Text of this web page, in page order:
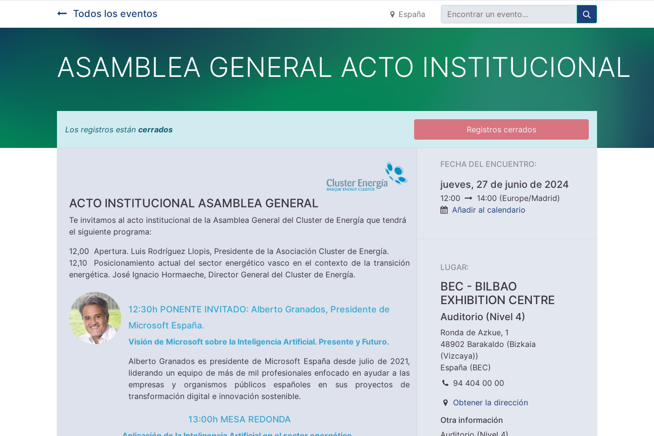
Todos los eventos España
ASAMBLEA GENERAL ACTO INSTITUCIONAL
Los registros están cerrados Registros cerrados
ACTO INSTITUCIONAL ASAMBLEA GENERAL
​​Te invitamos al acto institucional de la Asamblea General del Cluster de Energía que tendrá
el siguiente programa:
12,00 Apertura. Luis Rodríguez Llopis, Presidente de la Asociación Cluster de Energía.
12,10 Posicionamiento actual del sector energético vasco en el contexto de la transición
energética. José Ignacio Hormaeche, Director General del Cluster de Energía.
12:30h PONENTE INVITADO: Alberto Granados, Presidente de
Microsoft España.
Visión de Microsoft sobre la Inteligencia Artificial. Presente y Futuro.
Alberto Granados es presidente de Microsoft España desde julio de 2021,
liderando un equipo de más de mil profesionales enfocado en ayudar a las
empresas y organismos públicos españoles en sus proyectos de
transformación digital e innovación sostenible.
13:00h MESA REDONDA
FECHA DEL ENCUENTRO:
jueves, 27 de junio de 2024
12:00 14:00 (Europe/Madrid)
Añadir al calendario
LUGAR:
BEC - BILBAO
EXHIBITION CENTRE
Auditorio (Nivel 4)
Ronda de Azkue, 1
48902 Barakaldo (Bizkaia
(Vizcaya))
España (BEC)
94 404 00 00
Obtener la dirección
Otra información